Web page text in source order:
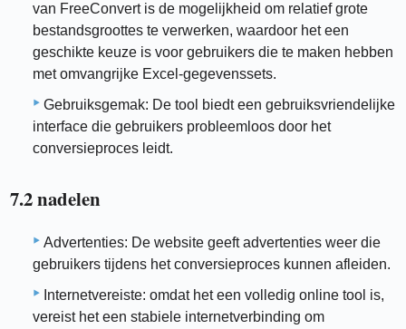
van FreeConvert is de mogelijkheid om relatief grote
bestandsgroottes te verwerken, waardoor het een
geschikte keuze is voor gebruikers die te maken hebben
met omvangrijke Excel-gegevenssets.
Gebruiksgemak: De tool biedt een gebruiksvriendelijke
interface die gebruikers probleemloos door het
conversieproces leidt.
7.2 nadelen
Advertenties: De website geeft advertenties weer die
gebruikers tijdens het conversieproces kunnen afleiden.
Internetvereiste: omdat het een volledig online tool is,
vereist het een stabiele internetverbinding om